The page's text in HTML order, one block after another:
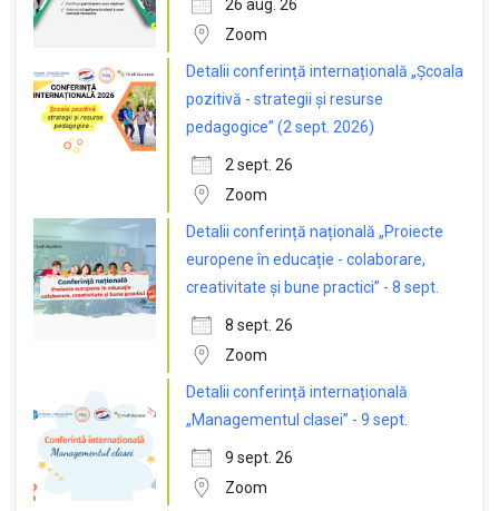
26 aug. 26
Zoom
Detalii conferință internațională „Școala
pozitivă - strategii și resurse
pedagogice” (2 sept. 2026)
2 sept. 26
Zoom
Detalii conferință națională „Proiecte
europene în educație - colaborare,
creativitate și bune practici” - 8 sept.
8 sept. 26
Zoom
Detalii conferință internațională
„Managementul clasei” - 9 sept.
9 sept. 26
Zoom